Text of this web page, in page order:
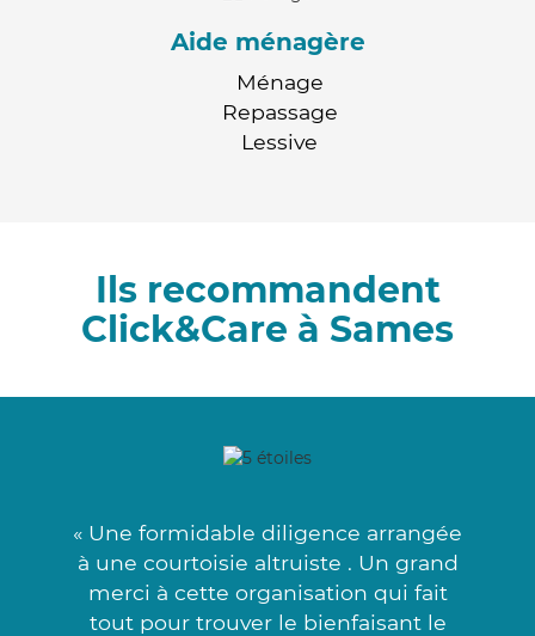
Aide ménagère
Ménage
Repassage
Lessive
Ils recommandent
Click&Care à Sames
« Une formidable diligence arrangée
à une courtoisie altruiste . Un grand
merci à cette organisation qui fait
tout pour trouver le bienfaisant le